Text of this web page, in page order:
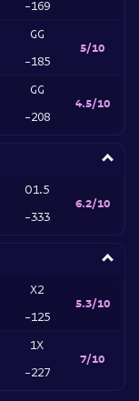
-169
GG
-185
5/10
GG
-208
4.5/10
O1.5
-333
6.2/10
X2
-125
5.3/10
1X
-227
7/10